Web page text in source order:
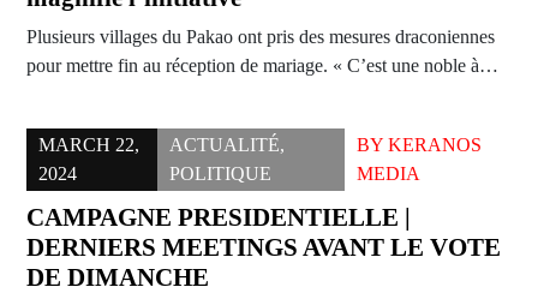
Plusieurs villages du Pakao ont pris des mesures draconiennes
pour mettre fin au réception de mariage. « C’est une noble à…
MARCH 22,
2024
ACTUALITÉ,
POLITIQUE
BYKERANOS
MEDIA
CAMPAGNE PRESIDENTIELLE |
DERNIERS MEETINGS AVANT LE VOTE
DE DIMANCHE